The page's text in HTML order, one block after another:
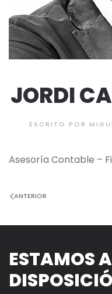
JORDI
ESCRITO POR
Asesoría Contable –
ANTERIOR
ESTAMOS